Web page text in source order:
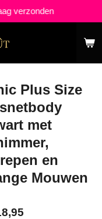
verzonden
Plus Size
met
en
Mouwen